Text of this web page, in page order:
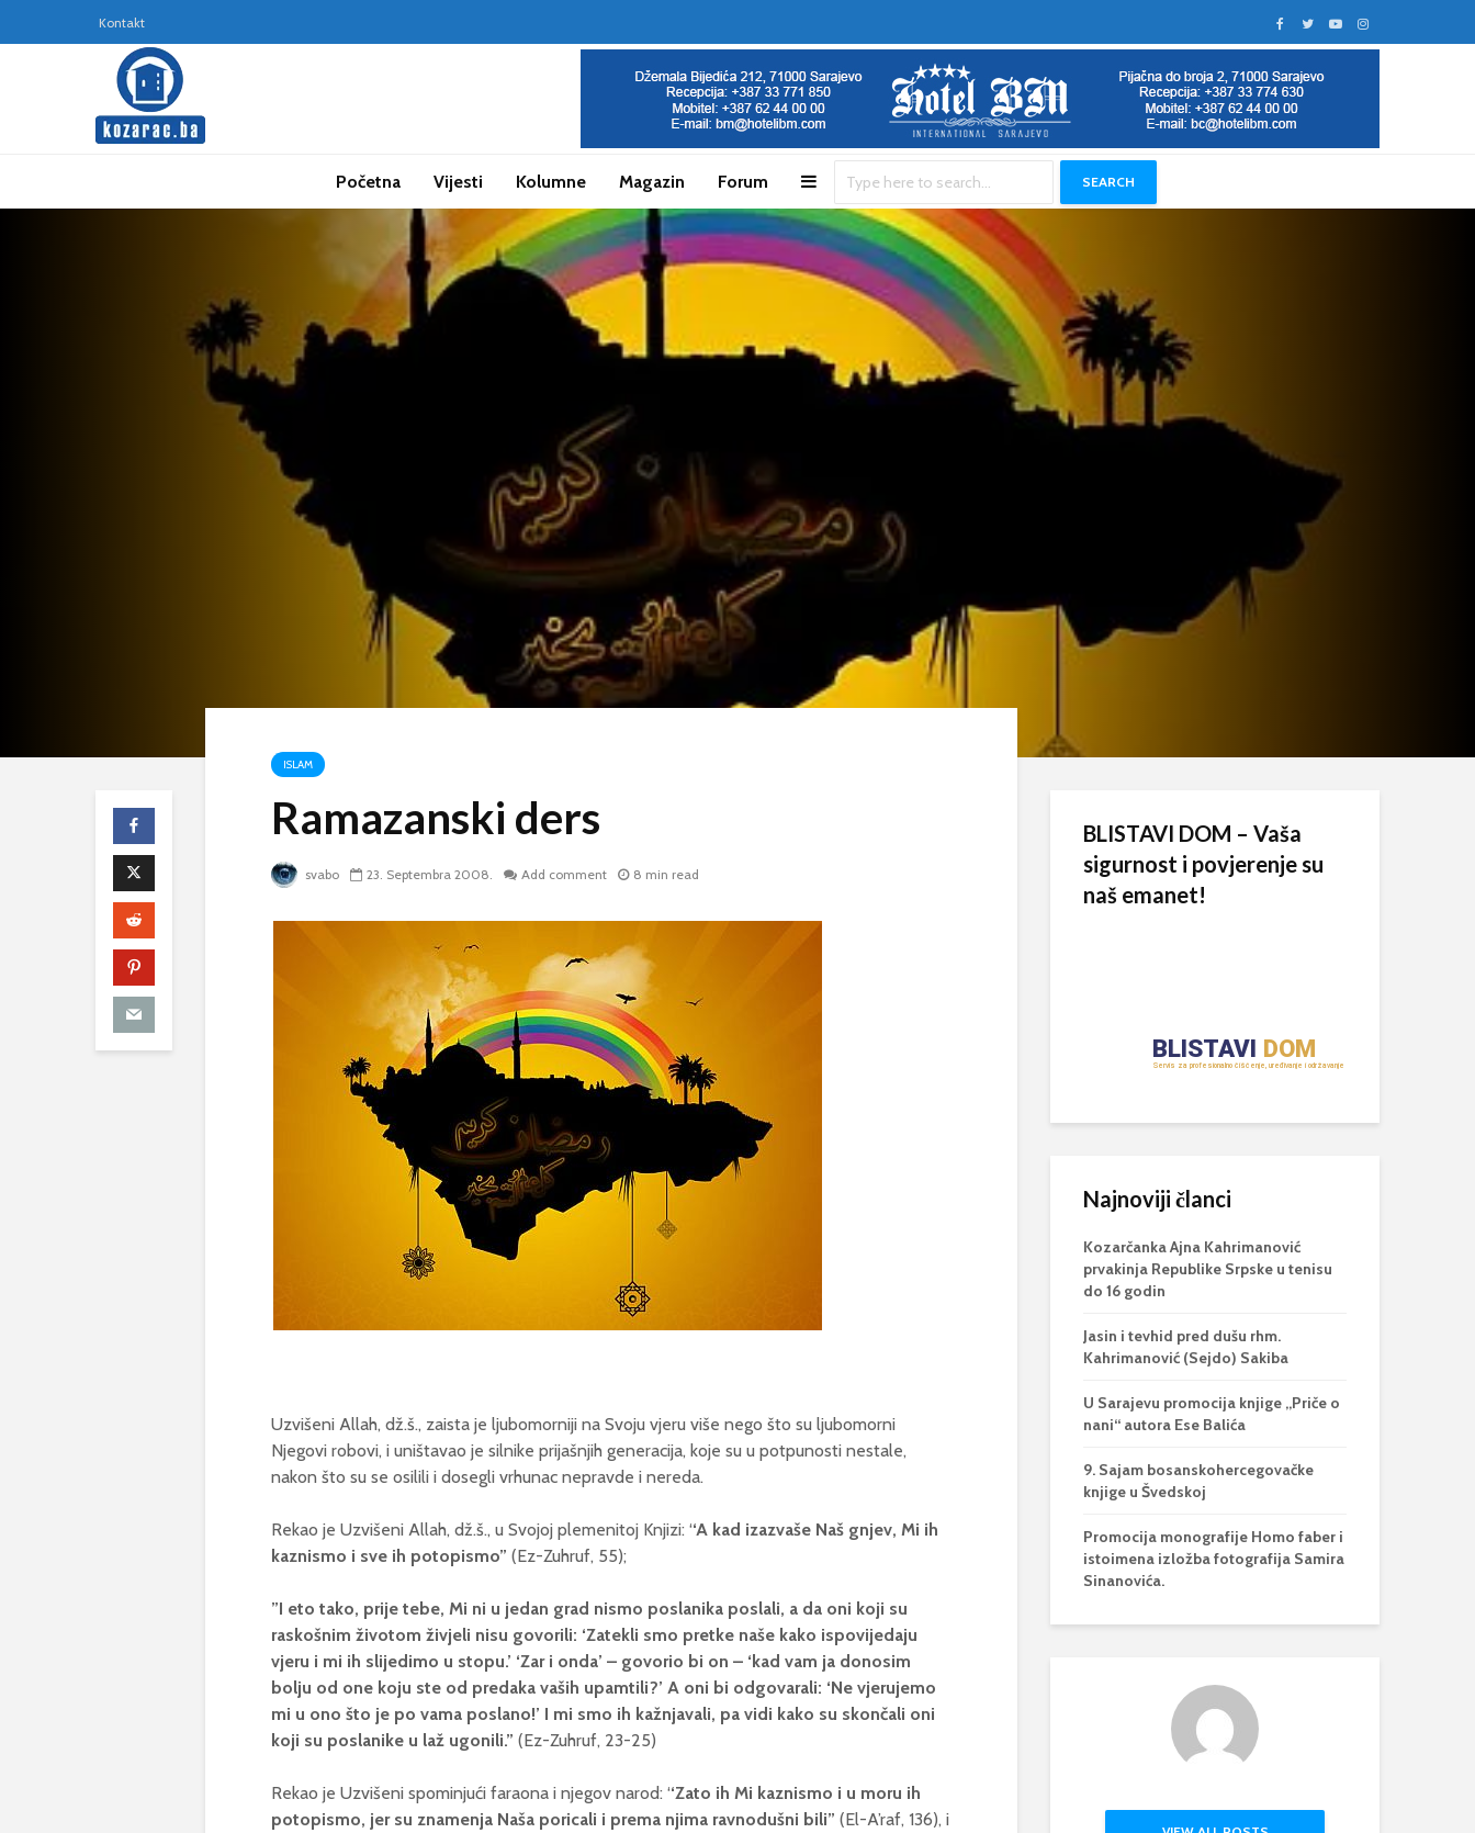
Kontakt
Početna Vijesti Kolumne Magazin Forum SEARCH
ISLAM
Ramazanski ders
svabo 23. Septembra 2008. Add comment 8 min read
Uzvišeni Allah, dž.š., zaista je ljubomorniji na Svoju vjeru više nego što su ljubomorni
Njegovi robovi, i uništavao je silnike prijašnjih generacija, koje su u potpunosti nestale,
nakon što su se osilili i dosegli vrhunac nepravde i nereda.
Rekao je Uzvišeni Allah, dž.š., u Svojoj plemenitoj Knjizi: ‘‘A kad izazvaše Naš gnjev, Mi ih
kaznismo i sve ih potopismo” (Ez-Zuhruf, 55);
”I eto tako, prije tebe, Mi ni u jedan grad nismo poslanika poslali, a da oni koji su
raskošnim životom živjeli nisu govorili: ‘Zatekli smo pretke naše kako ispovijedaju
vjeru i mi ih slijedimo u stopu.’ ‘Zar i onda’ – govorio bi on – ‘kad vam ja donosim
bolju od one koju ste od predaka vaših upamtili?’ A oni bi odgovarali: ‘Ne vjerujemo
mi u ono što je po vama poslano!’ I mi smo ih kažnjavali, pa vidi kako su skončali oni
koji su poslanike u laž ugonili.” (Ez-Zuhruf, 23-25)
Rekao je Uzvišeni spominjući faraona i njegov narod: ‘‘Zato ih Mi kaznismo i u moru ih
potopismo, jer su znamenja Naša poricali i prema njima ravnodušni bili” (El-A’raf, 136), i
BLISTAVI DOM – Vaša
sigurnost i povjerenje su
naš emanet!
Najnoviji članci
Kozarčanka Ajna Kahrimanović
prvakinja Republike Srpske u tenisu
do 16 godin
Jasin i tevhid pred dušu rhm.
Kahrimanović (Sejdo) Sakiba
U Sarajevu promocija knjige „Priče o
nani“ autora Ese Balića
9. Sajam bosanskohercegovačke
knjige u Švedskoj
Promocija monografije Homo faber i
istoimena izložba fotografija Samira
Sinanovića.